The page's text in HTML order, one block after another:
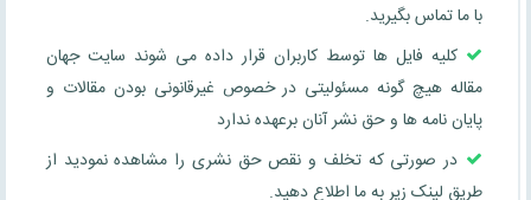
با ما تماس بگیرید.
کلیه فایل ها توسط کاربران قرار داده می شوند سایت جهان
مقاله هیچ گونه مسئولیتی در خصوص غیرقانونی بودن مقالات و
پایان نامه ها و حق نشر آنان برعهده ندارد
در صورتی که تخلف و نقص حق نشری را مشاهده نمودید از
طریق لینک زیر به ما اطلاع دهید.